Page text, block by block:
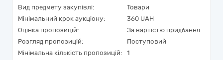
Вид предмету закупівлі:
Товари
Мінімальний крок аукціону:
360 UAH
Оцінка пропозицій:
За вартістю придбання
Розгляд пропозицій:
Поступовий
Мінімальна кількість пропозицій:
1